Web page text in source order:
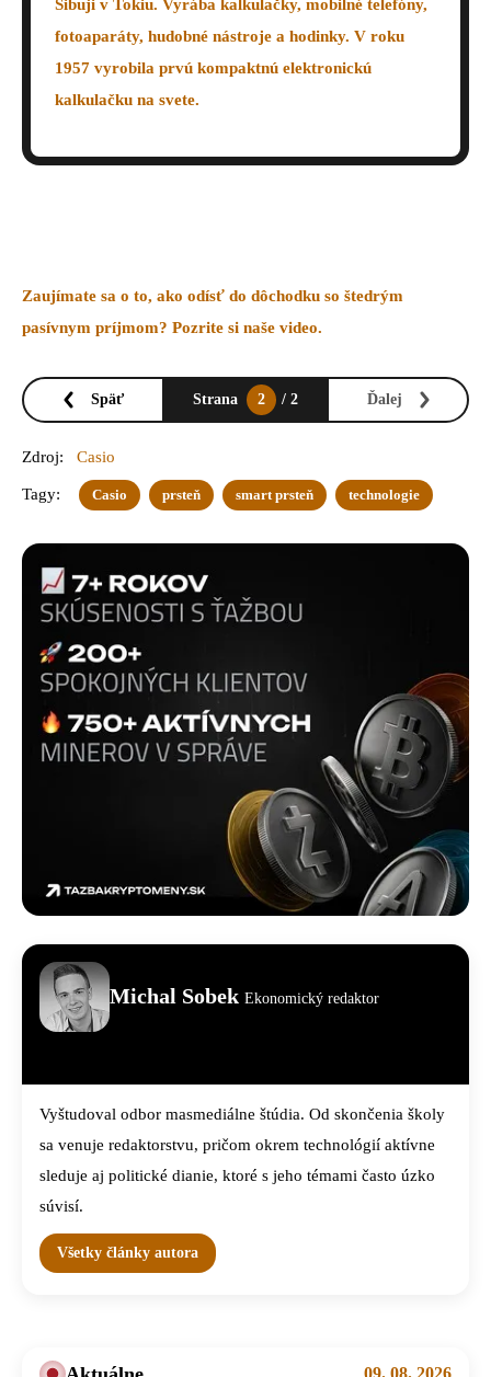
Šibuji v Tokiu. Vyrába kalkulačky, mobilné telefóny,
fotoaparáty, hudobné nástroje a hodinky. V roku
1957 vyrobila prvú kompaktnú elektronickú
kalkulačku na svete.
Zaujímate sa o to, ako odísť do dôchodku so štedrým
pasívnym príjmom? Pozrite si naše video.
Späť Strana 2 / 2 Ďalej
Zdroj: Casio
Tagy: Casio prsteň smart prsteň technologie
Michal Sobek Ekonomický redaktor
Vyštudoval odbor masmediálne štúdia. Od skončenia školy
sa venuje redaktorstvu, pričom okrem technológií aktívne
sleduje aj politické dianie, ktoré s jeho témami často úzko
súvisí.
Všetky články autora
09. 08. 2026